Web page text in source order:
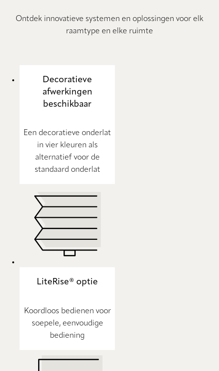
Ontdek innovatieve systemen en oplossingen voor elk
raamtype en elke ruimte
Decoratieve
afwerkingen
beschikbaar
Een decoratieve onderlat
in vier kleuren als
alternatief voor de
standaard onderlat
LiteRise® optie
Koordloos bedienen voor
soepele, eenvoudige
bediening